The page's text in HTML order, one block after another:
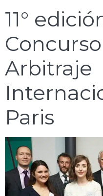
11°
Arbitraje
Paris